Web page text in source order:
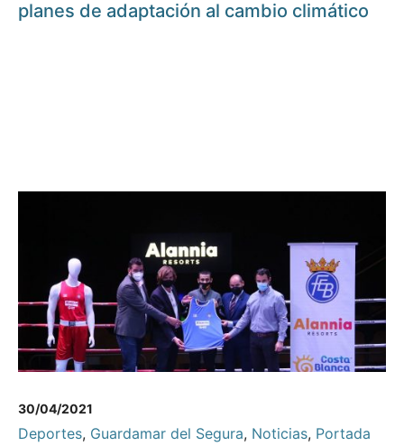
planes de adaptación al cambio climático
30/04/2021
Deportes, Guardamar del Segura, Noticias, Portada